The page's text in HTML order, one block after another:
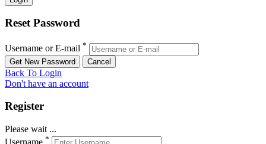
Reset Password
Username or E-mail *
Back To Login
Don't have an account
Register
Please wait ...
*